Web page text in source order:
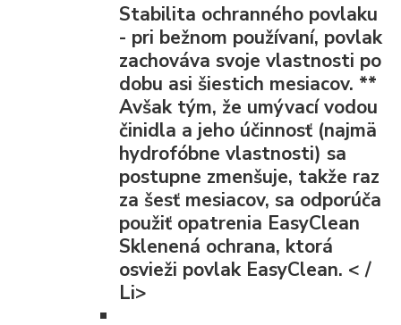
Stabilita ochranného povlaku
- pri bežnom používaní, povlak
zachováva svoje vlastnosti po
dobu asi šiestich mesiacov. **
Avšak tým, že umývací vodou
činidla a jeho účinnosť (najmä
hydrofóbne vlastnosti) sa
postupne zmenšuje, takže raz
za šesť mesiacov, sa odporúča
použiť opatrenia EasyClean
Sklenená ochrana, ktorá
osvieži povlak EasyClean. < /
Li>